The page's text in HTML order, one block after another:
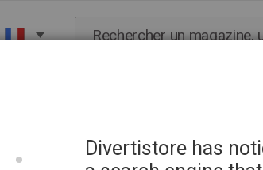
Paysages d'exceptionDivertistore has